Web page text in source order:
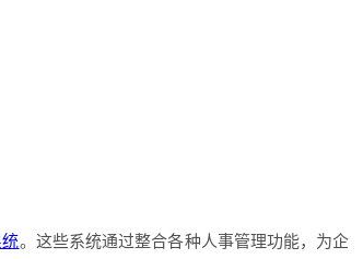
。这些系统通过整合各种人事管理功能，为企